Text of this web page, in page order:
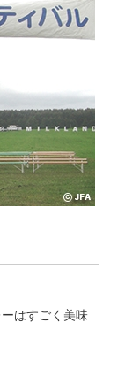
はすごく美味